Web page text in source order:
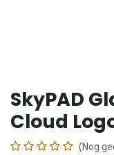
SkyPAD
Cloud
(Nog